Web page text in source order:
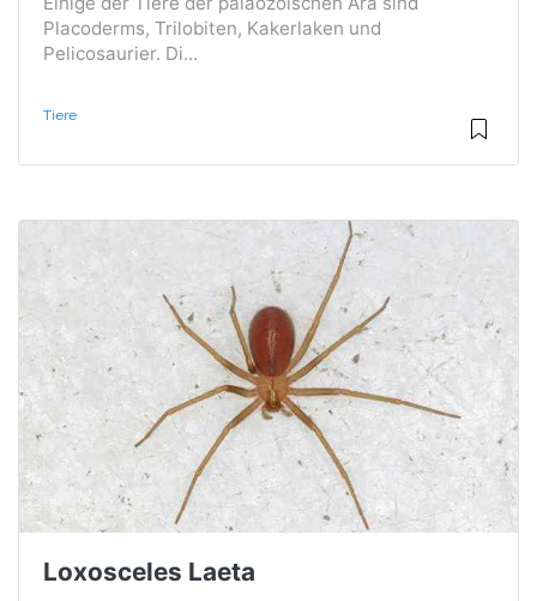
Placoderms, Trilobiten, Kakerlaken und
Pelicosaurier. Di...
Tiere
Loxosceles Laeta